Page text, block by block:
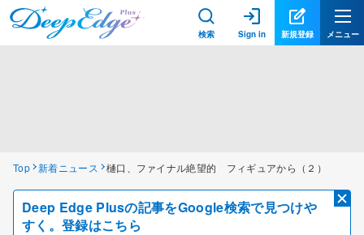
検索 Sign in 新規登録 メニュー
Top 新着ニュース 樋口、ファイナル絶望的 フィギュアから（２）
Deep Edge Plusの記事をGoogle検索で見つけや
すく。登録はこちら